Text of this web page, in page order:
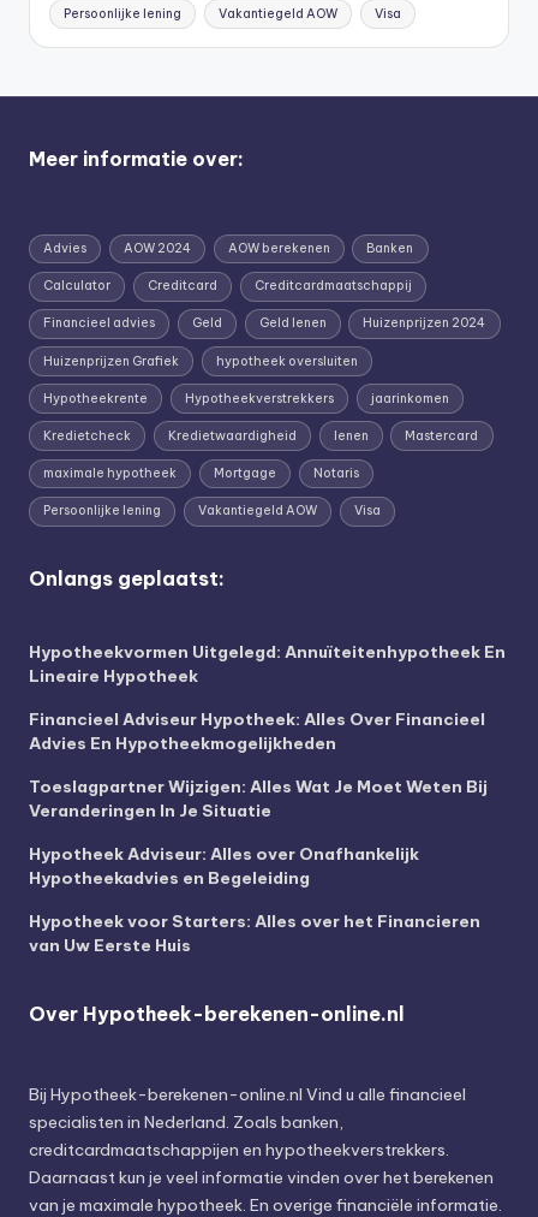
Persoonlijke lening Vakantiegeld AOW Visa
Meer informatie over:
Advies AOW 2024 AOW berekenen Banken
Calculator Creditcard Creditcardmaatschappij
Financieel advies Geld Geld lenen Huizenprijzen 2024
Huizenprijzen Grafiek hypotheek oversluiten
Hypotheekrente Hypotheekverstrekkers jaarinkomen
Kredietcheck Kredietwaardigheid lenen Mastercard
maximale hypotheek Mortgage Notaris
Persoonlijke lening Vakantiegeld AOW Visa
Onlangs geplaatst:
Hypotheekvormen Uitgelegd: Annuïteitenhypotheek En
Lineaire Hypotheek
Financieel Adviseur Hypotheek: Alles Over Financieel
Advies En Hypotheekmogelijkheden
Toeslagpartner Wijzigen: Alles Wat Je Moet Weten Bij
Veranderingen In Je Situatie
Hypotheek Adviseur: Alles over Onafhankelijk
Hypotheekadvies en Begeleiding
Hypotheek voor Starters: Alles over het Financieren
van Uw Eerste Huis
Over Hypotheek-berekenen-online.nl
Bij Hypotheek-berekenen-online.nl Vind u alle financieel
specialisten in Nederland. Zoals banken,
creditcardmaatschappijen en hypotheekverstrekkers.
Daarnaast kun je veel informatie vinden over het berekenen
van je maximale hypotheek. En overige financiële informatie.